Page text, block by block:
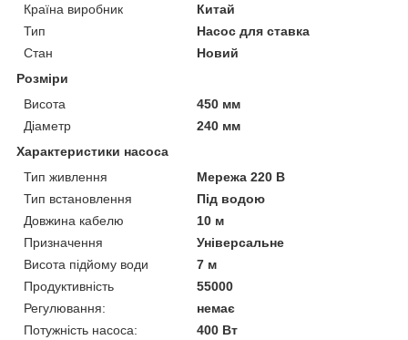
Країна виробник
Китай
Тип
Насос для ставка
Стан
Новий
Розміри
Висота
450 мм
Діаметр
240 мм
Характеристики насоса
Тип живлення
Мережа 220 В
Тип встановлення
Під водою
Довжина кабелю
10 м
Призначення
Універсальне
Висота підйому води
7 м
Продуктивність
55000
Регулювання:
немає
Потужність насоса:
400 Вт